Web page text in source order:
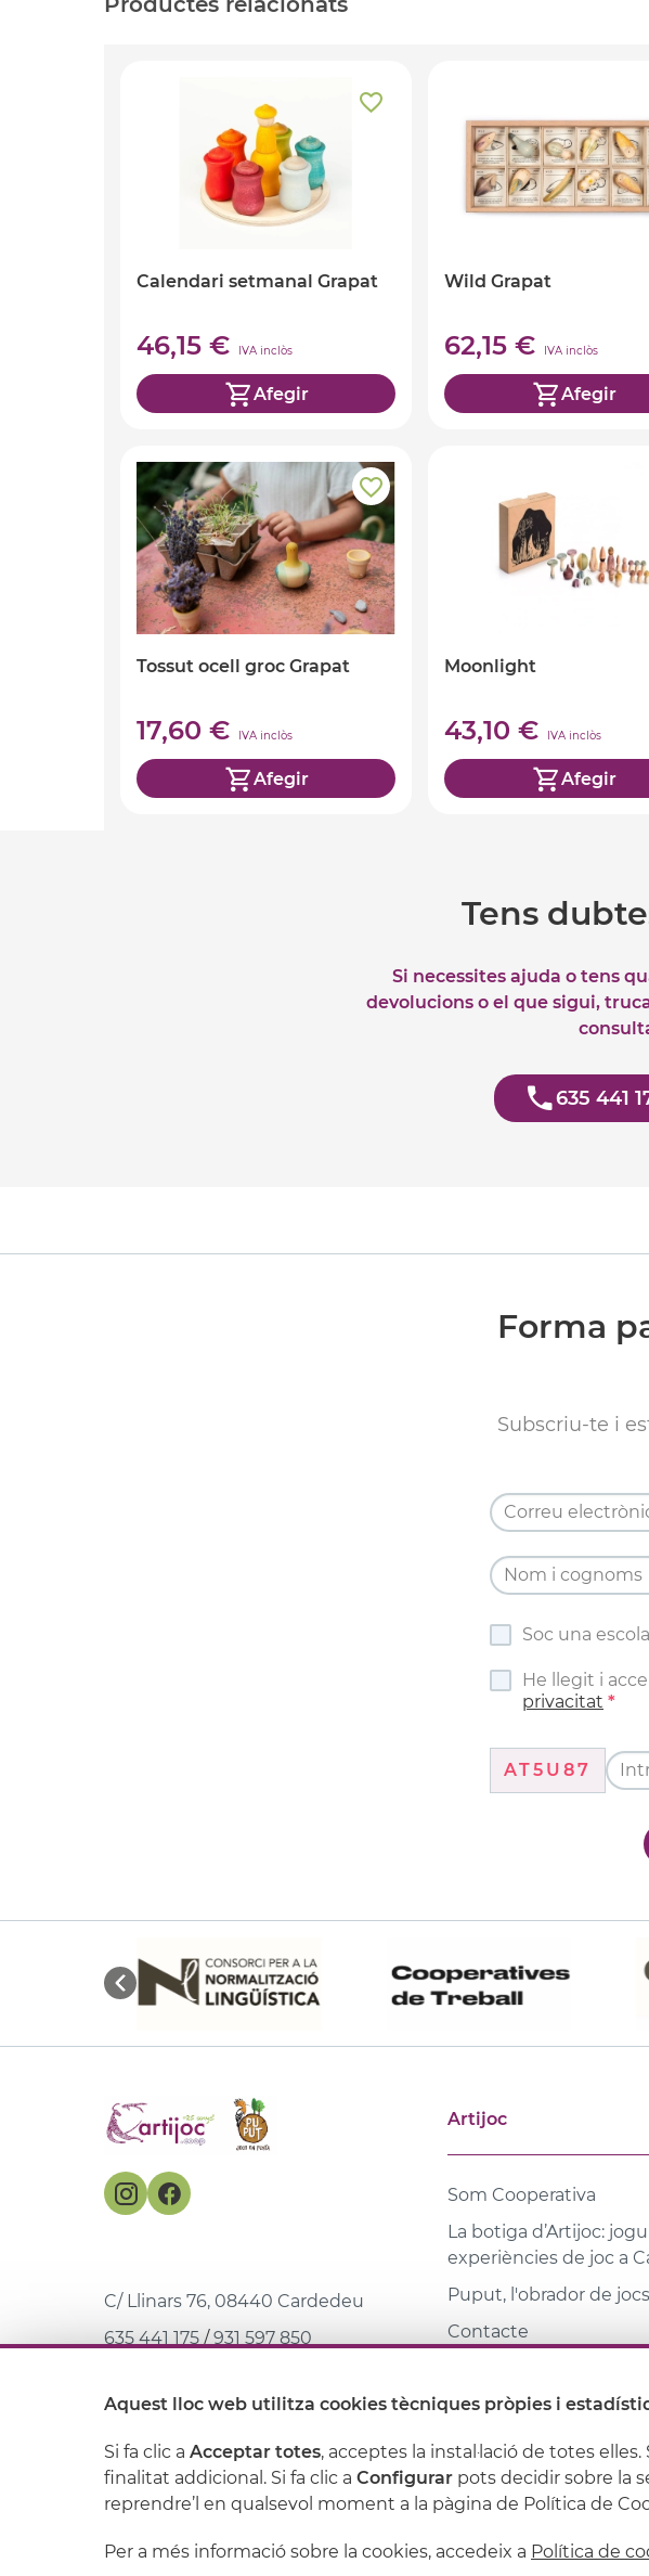
Calendari setmanal Grapat
46,15 € IVA inclòs
Afegir
Wild Grapat
62,15 € IVA inclòs
Afegir
Tossut ocell groc Grapat
17,60 € IVA inclòs
Afegir
Moonlight
43,10 € IVA inclòs
Afegir
Tens
Si necessites ajuda o tens
devolucions o el que sigui,
635 441
Forma
Subscriu-te i
Soc una escola
He llegit i
privacitat
AT5U87
C/ Llinars 76, 08440 Cardedeu
635 441 175 /931 597 850
Artijoc
Som Cooperativa
La botiga d’Artijoc:
experiències de joc a
Puput, l'obrador de jocs
Contacte
Biblioteca coeducativa
Avís legal Política de
Aquest lloc web utilitza cookies tècniques pròpies i
Si fa clic a Acceptar totes, acceptes la instal·lació de totes elles.
finalitat addicional. Si fa clic a Configurar pots decidir sobre la
reprendre’l en qualsevol moment a la pàgina de Política de
Per a més informació sobre la cookies, accedeix a Política de